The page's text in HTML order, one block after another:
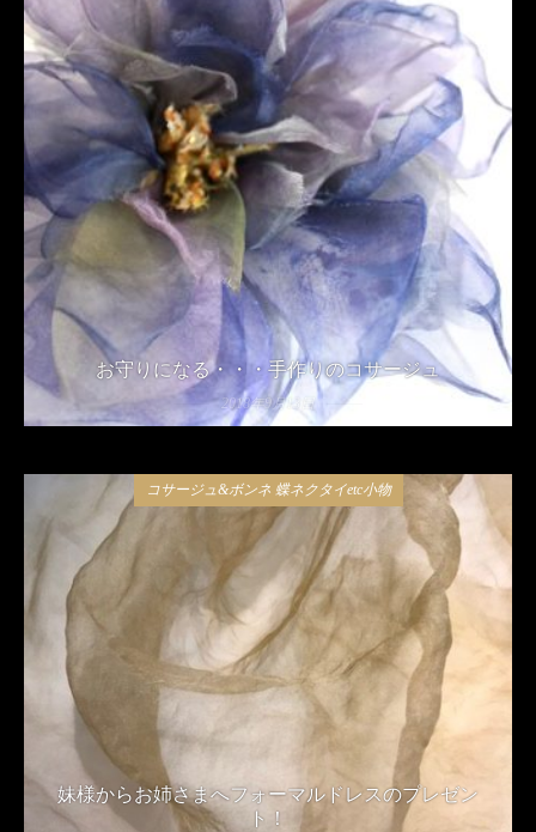
お守りになる・・・手作りのコサージュ
2018年9月13日
コサージュ&ボンネ 蝶ネクタイetc小物
妹様からお姉さまへフォーマルドレスのプレゼン
ト！